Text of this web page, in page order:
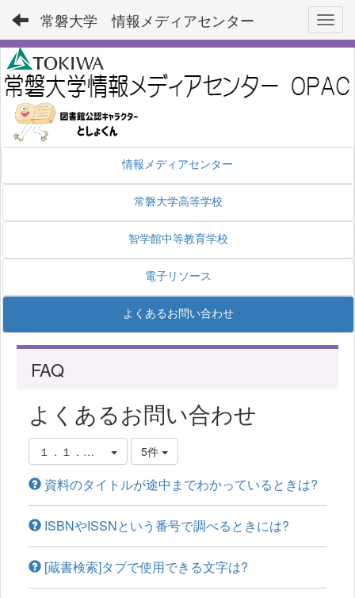
常磐大学 情報メディアセンター
情報メディアセンター
常磐大学高等学校
智学館中等教育学校
電子リソース
よくあるお問い合わせ
FAQ
よくあるお問い合わせ
１．１．図書館蔵書の調べ方
5件
資料のタイトルが途中までわかっているときは?
ISBNやISSNという番号で調べるときには?
[蔵書検索]タブで使用できる文字は?